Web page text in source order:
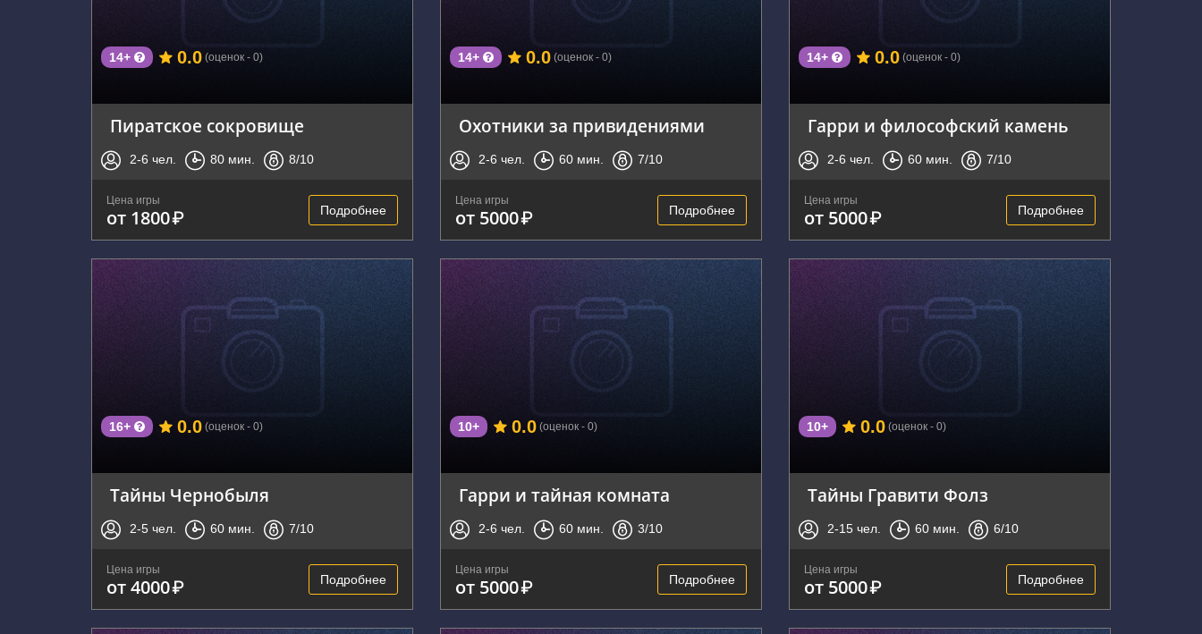
14+ 0.0 (оценок - 0)
Пиратское сокровище
2-6 чел. 80 мин. 8/10
Цена игры
от 1800₽ Подробнее
14+ 0.0 (оценок - 0)
Охотники за привидениями
2-6 чел. 60 мин. 7/10
Цена игры
от 5000₽ Подробнее
14+ 0.0 (оценок - 0)
Гарри и философский камень
2-6 чел. 60 мин. 7/10
Цена игры
от 5000₽ Подробнее
г. Владивосток, проспект Красного Знамени,
16+ 0.0 (оценок - 0)
Тайны Чернобыля
2-5 чел. 60 мин. 7/10
Цена игры
от 4000₽ Подробнее
г. Владивосток, Посьетская улица, 27
10+ 0.0 (оценок - 0)
Гарри и тайная комната
2-6 чел. 60 мин. 3/10
Цена игры
от 5000₽ Подробнее
г. Владивосток, Советская улица, 2А
10+ 0.0 (оценок - 0)
Тайны Гравити Фолз
2-15 чел. 60 мин. 6/10
Цена игры
от 5000₽ Подробнее